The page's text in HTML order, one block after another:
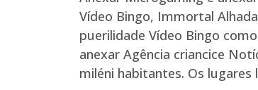
Vídeo Bingo, Immortal
puerilidade Vídeo Bingo
anexar Agência criancice
miléni habitantes. Os